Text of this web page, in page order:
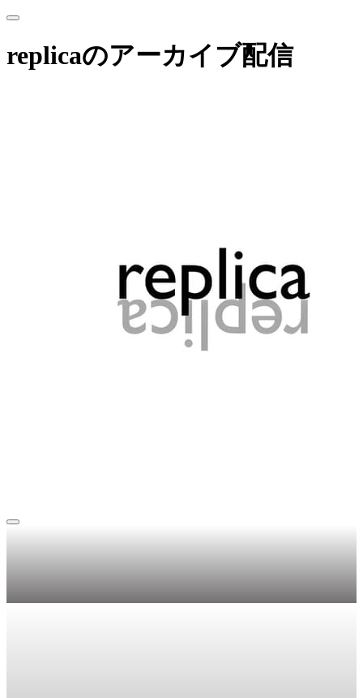
replicaのアーカイブ配信